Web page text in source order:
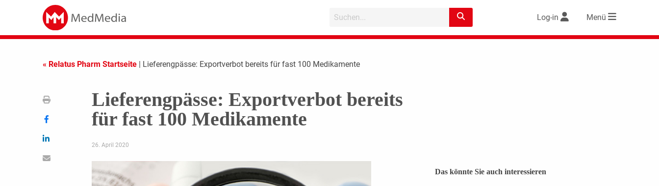
Log-in Menü
« Relatus Pharm Startseite | Lieferengpässe: Exportverbot bereits für fast 100 Medikamente
Lieferengpässe: Exportverbot bereits
für fast 100 Medikamente
26. April 2020
Das könnte Sie auch interessieren